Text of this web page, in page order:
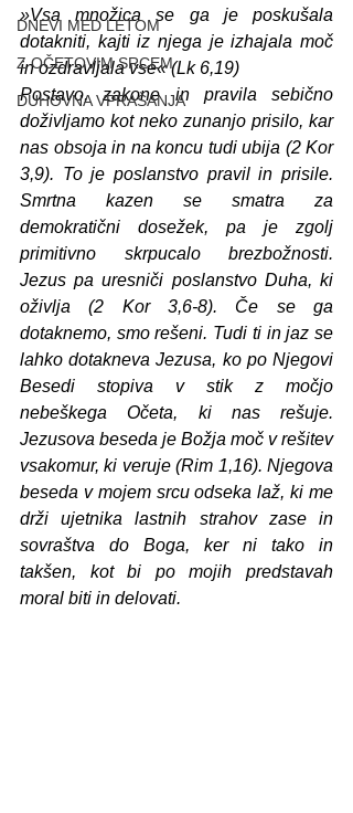
DNEVI MED LETOM
Z OČETOVIM SRCEM
DUHOVNA VPRAŠANJA
»Vsa množica se ga je poskušala
dotakniti, kajti iz njega je izhajala moč
in ozdravljala vse« (Lk 6,19)
Postavo, zakone in pravila sebično
doživljamo kot neko zunanjo prisilo, kar
nas obsoja in na koncu tudi ubija (2 Kor
3,9). To je poslanstvo pravil in prisile.
Smrtna kazen se smatra za
demokratični dosežek, pa je zgolj
primitivno skrpucalo brezbožnosti.
Jezus pa uresniči poslanstvo Duha, ki
oživlja (2 Kor 3,6-8). Če se ga
dotaknemo, smo rešeni. Tudi ti in jaz se
lahko dotakneva Jezusa, ko po Njegovi
Besedi stopiva v stik z močjo
nebeškega Očeta, ki nas rešuje.
Jezusova beseda je Božja moč v rešitev
vsakomur, ki veruje (Rim 1,16). Njegova
beseda v mojem srcu odseka laž, ki me
drži ujetnika lastnih strahov zase in
sovraštva do Boga, ker ni tako in
takšen, kot bi po mojih predstavah
moral biti in delovati.